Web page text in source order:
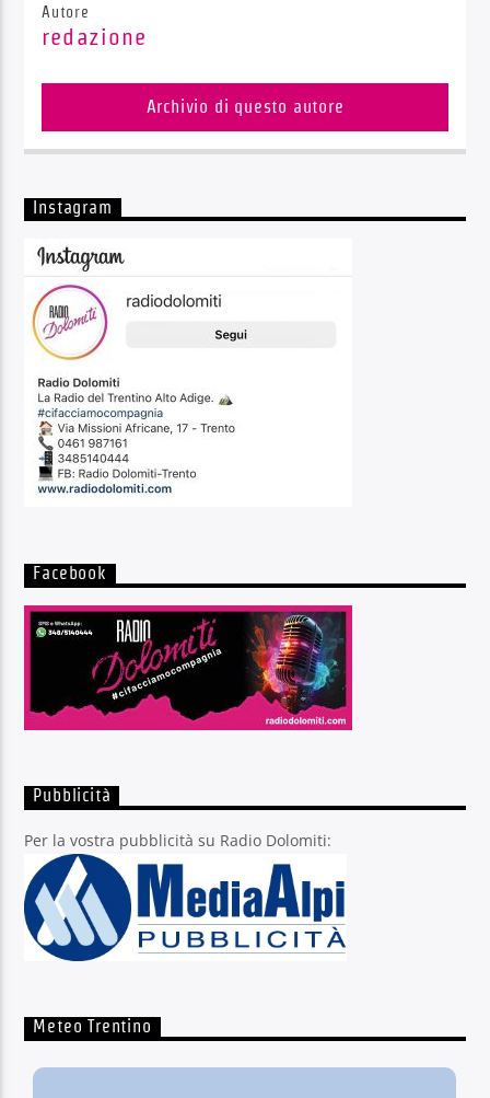
Autore
redazione
Archivio di questo autore
Instagram
Facebook
Pubblicità
Per la vostra pubblicità su Radio Dolomiti:
Meteo Trentino